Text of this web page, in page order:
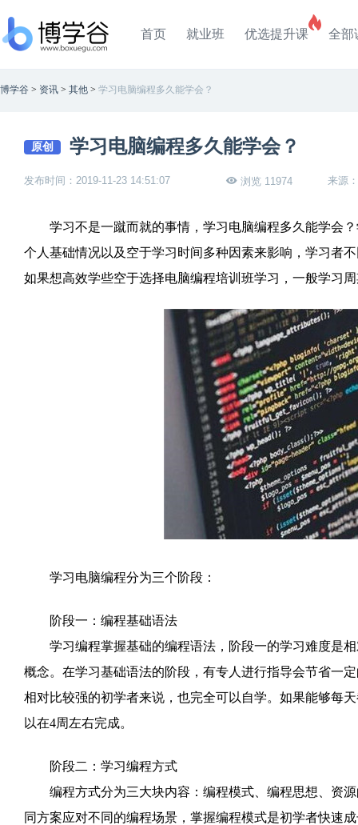
首页 就业班 优选提升课 全部
博学谷 > 资讯 > 其他 > 学习电脑编程多久能学会？
原创 学习电脑编程多久能学会？
发布时间：2019-11-23 14:51:07 浏览 11974 来源
学习不是一蹴而就的事情，学习电脑编程多久能学会？
个人基础情况以及空于学习时间多种因素来影响，学习者
如果想高效学些空于选择电脑编程培训班学习，一般学习
学习电脑编程分为三个阶段：
阶段一：编程基础语法
学习编程掌握基础的编程语法，阶段一的学习难度是相
概念。在学习基础语法的阶段，有专人进行指导会节省一
相对比较强的初学者来说，也完全可以自学。如果能够每
以在4周左右完成。
阶段二：学习编程方式
编程方式分为三大块内容：编程模式、编程思想、资源
同方案应对不同的编程场景，掌握编程模式是初学者快速